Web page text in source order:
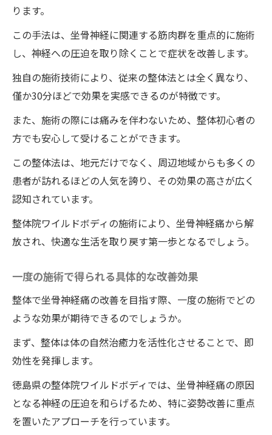
快適な生活を取り戻す整体院ワイルドボディの
整体院ワイルドボディの施術による生活の
坐骨神経痛に対する革命的アプローチ
整体院ワイルドボディの施術で健康的なラ
イフスタイルを手に入れる
坐骨神経痛の根本原因を整体で解消
整体院ワイルドボディの施術が提供する未
来の健康
整体で実現ワイルドボディでの画期的な坐骨神
経痛の改善法
坐骨神経痛改善
徳島県の整体院ワイルドボディが提供する
独自メソッド
坐骨神経痛との闘いにおける整体の進化
整体による痛みのトータルケア
坐骨神経痛改善に向けた整体の最新情報
健康な身体を取り戻すための整体アプロー
チ
ります。
この手法は、坐骨神経に関連する筋肉群を重点的に施術
し、神経への圧迫を取り除くことで症状を改善します。
独自の施術技術により、従来の整体法とは全く異なり、
僅か30分ほどで効果を実感できるのが特徴です。
また、施術の際には痛みを伴わないため、整体初心者の
方でも安心して受けることができます。
この整体法は、地元だけでなく、周辺地域からも多くの
患者が訪れるほどの人気を誇り、その効果の高さが広く
認知されています。
整体院ワイルドボディの施術により、坐骨神経痛から解
放され、快適な生活を取り戻す第一歩となるでしょう。
一度の施術で得られる具体的な改善効果
整体で坐骨神経痛の改善を目指す際、一度の施術でどの
ような効果が期待できるのでしょうか。
まず、整体は体の自然治癒力を活性化させることで、即
効性を発揮します。
徳島県の整体院ワイルドボディでは、坐骨神経痛の原因
となる神経の圧迫を和らげるため、特に姿勢改善に重点
を置いたアプローチを行っています。